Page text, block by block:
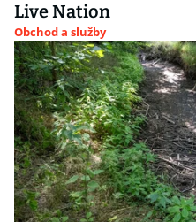
Live Nation
Obchod a služby